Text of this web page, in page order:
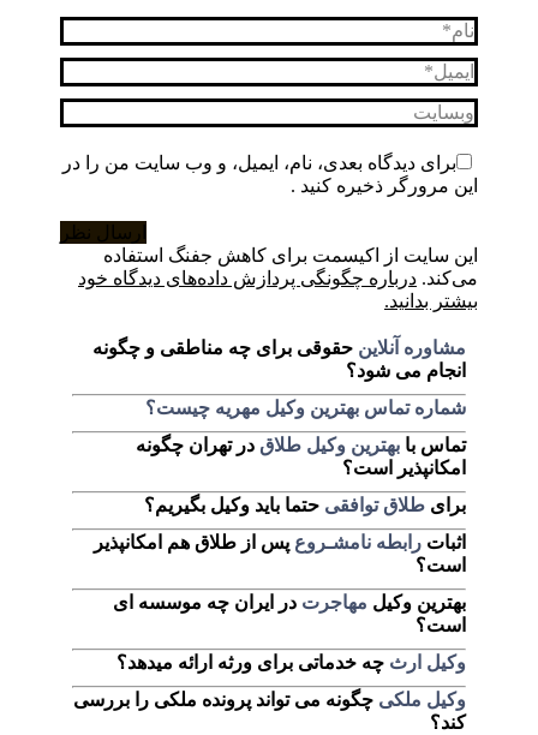
نام *
ایمیل *
وبسایت
برای دیدگاه بعدی، نام، ایمیل، و وب سایت من را در
این مرورگر ذخیره کنید .
ارسال نظر
این سایت از اکیسمت برای کاهش جفنگ استفاده
می‌کند. درباره چگونگی پردازش داده‌های دیدگاه خود
بیشتر بدانید.
مشاوره آنلاین حقوقی برای چه مناطقی و چگونه
انجام می شود؟
شماره تماس بهترین وکیل مهریه چیست؟
تماس با بهترین وکیل طلاق در تهران چگونه
امکانپذیر است؟
برای طلاق توافقی حتما باید وکیل بگیریم؟
اثبات رابطه نامشـروع پس از طلاق هم امکانپذیر
است؟
بهترین وکیل مهاجرت در ایران چه موسسه ای
است؟
وکیل ارث چه خدماتی برای ورثه ارائه میدهد؟
وکیل ملکی چگونه می تواند پرونده ملکی را بررسی
کند؟